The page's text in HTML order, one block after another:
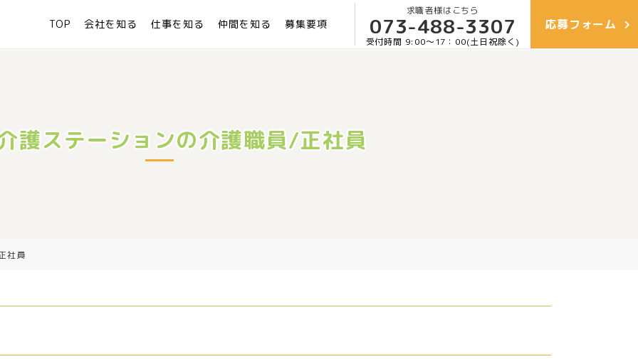
TOP 会社を知る 仕事を知る 仲間を知る 募集要項
求職者様はこちら
073-488-3307
受付時間 9:00〜17：00(土日祝除く)
応募フォーム
護ステーションの介護職員/正社員
社員